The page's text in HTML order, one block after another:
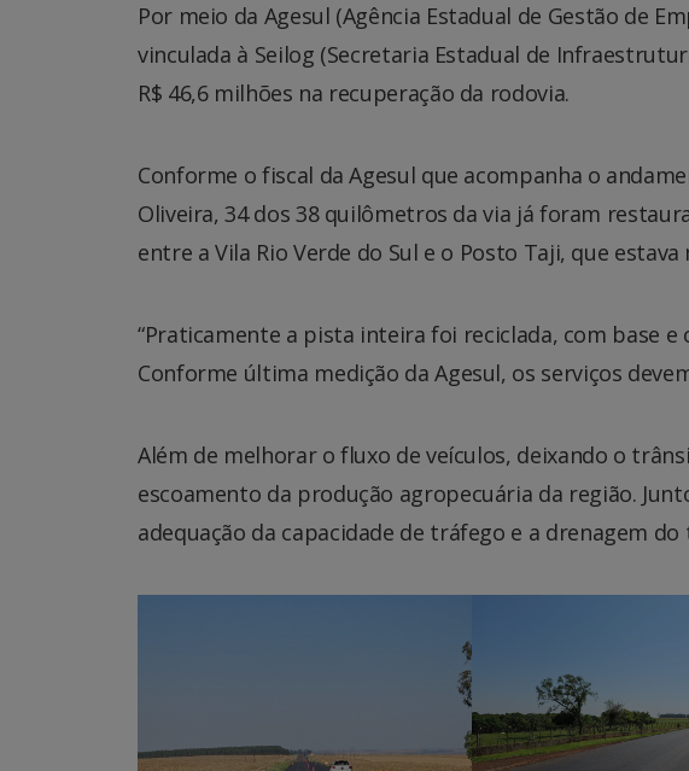
Por meio da Agesul (Agência Estadual de Gestão de
vinculada à Seilog (Secretaria Estadual de
R$ 46,6 milhões na recuperação da rodovia.
Conforme o fiscal da Agesul que acompanha o
Oliveira, 34 dos 38 quilômetros da via já foram
entre a Vila Rio Verde do Sul e o Posto Taji, que
“Praticamente a pista inteira foi reciclada, com base e
Conforme última medição da Agesul, os serviços
Além de melhorar o fluxo de veículos, deixando o
escoamento da produção agropecuária da região.
adequação da capacidade de tráfego e a drenagem